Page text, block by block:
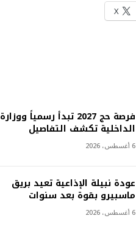
X
فرصة حج 2027 تبدأ رسمياً ووزارة
الداخلية تكشف التفاصيل
6 أغسطس، 2026
عودة نبيلة الإذاعية تعيد بريق
ماسبيرو بقوة بعد سنوات
6 أغسطس، 2026